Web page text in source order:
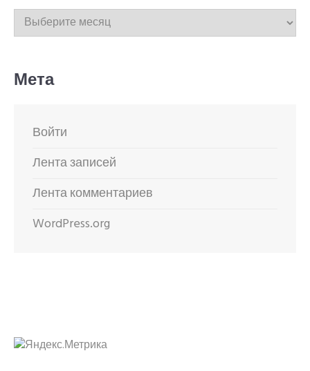
Архивы
Мета
Войти
Лента записей
Лента комментариев
WordPress.org